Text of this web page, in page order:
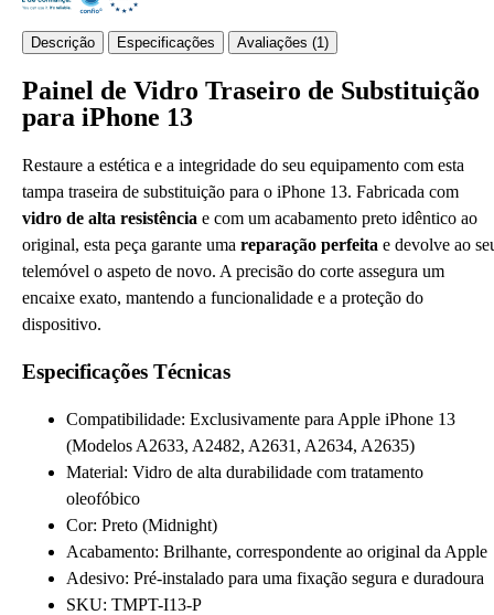
Descrição Especificações Avaliações (1)
Painel de Vidro Traseiro de Substituição
para iPhone 13
Restaure a estética e a integridade do seu equipamento com esta
tampa traseira de substituição para o iPhone 13. Fabricada com
vidro de alta resistência e com um acabamento preto idêntico ao
original, esta peça garante uma reparação perfeita e devolve ao
telemóvel o aspeto de novo. A precisão do corte assegura um
encaixe exato, mantendo a funcionalidade e a proteção do
dispositivo.
Especificações Técnicas
Compatibilidade: Exclusivamente para Apple iPhone 13
(Modelos A2633, A2482, A2631, A2634, A2635)
Material: Vidro de alta durabilidade com tratamento
oleofóbico
Cor: Preto (Midnight)
Acabamento: Brilhante, correspondente ao original da Apple
Adesivo: Pré-instalado para uma fixação segura e duradoura
SKU: TMPT-I13-P